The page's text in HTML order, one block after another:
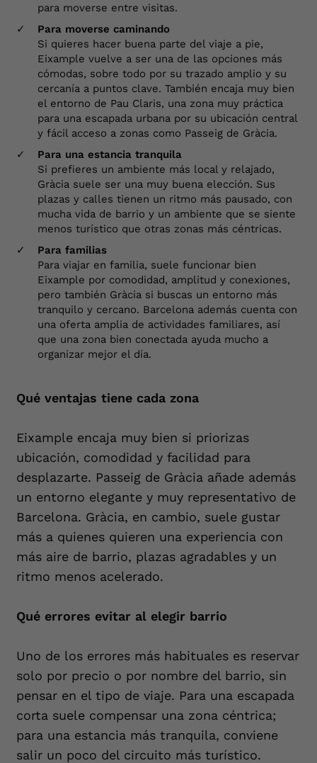
para moverse entre visitas.
Para moverse caminando
Si quieres hacer buena parte del viaje a pie,
Eixample vuelve a ser una de las opciones más
cómodas, sobre todo por su trazado amplio y su
cercanía a puntos clave. También encaja muy bien
el entorno de Pau Claris, una zona muy práctica
para una escapada urbana por su ubicación central
y fácil acceso a zonas como Passeig de Gràcia.
Para una estancia tranquila
Si prefieres un ambiente más local y relajado,
Gràcia suele ser una muy buena elección. Sus
plazas y calles tienen un ritmo más pausado, con
mucha vida de barrio y un ambiente que se siente
menos turístico que otras zonas más céntricas.
Para familias
Para viajar en familia, suele funcionar bien
Eixample por comodidad, amplitud y conexiones,
pero también Gràcia si buscas un entorno más
tranquilo y cercano. Barcelona además cuenta con
una oferta amplia de actividades familiares, así
que una zona bien conectada ayuda mucho a
organizar mejor el día.
Qué ventajas tiene cada zona
Eixample encaja muy bien si priorizas
ubicación, comodidad y facilidad para
desplazarte. Passeig de Gràcia añade además
un entorno elegante y muy representativo de
Barcelona. Gràcia, en cambio, suele gustar
más a quienes quieren una experiencia con
más aire de barrio, plazas agradables y un
ritmo menos acelerado.
Qué errores evitar al elegir barrio
Uno de los errores más habituales es reservar
solo por precio o por nombre del barrio, sin
pensar en el tipo de viaje. Para una escapada
corta suele compensar una zona céntrica;
para una estancia más tranquila, conviene
salir un poco del circuito más turístico.